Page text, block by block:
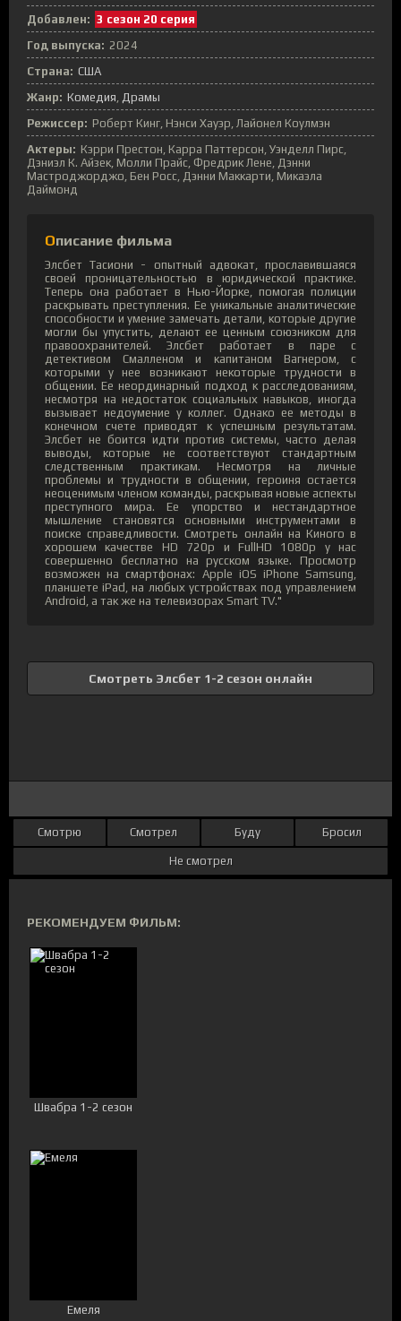
Добавлен: 3 сезон 20 серия
Год выпуска: 2024
Страна: США
Жанр: Комедия Драмы
Режиссер: Роберт Кинг, Нэнси Хауэр, Лайонел Коулмэн
Актеры: Кэрри Престон, Карра Паттерсон, Уэнделл Пирс,
Дэниэл К. Айзек, Молли Прайс, Фредрик Лене, Дэнни
Мастроджорджо, Бен Росс, Дэнни Маккарти, Микаэла
Даймонд
Описание фильма
Элсбет Тасиони - опытный адвокат, прославившаяся
своей проницательностью в юридической практике.
Теперь она работает в Нью-Йорке, помогая полиции
раскрывать преступления. Ее уникальные аналитические
способности и умение замечать детали, которые другие
могли бы упустить, делают ее ценным союзником для
правоохранителей. Элсбет работает в паре с
детективом Смалленом и капитаном Вагнером, с
которыми у нее возникают некоторые трудности в
общении. Ее неординарный подход к расследованиям,
несмотря на недостаток социальных навыков, иногда
вызывает недоумение у коллег. Однако ее методы в
конечном счете приводят к успешным результатам.
Элсбет не боится идти против системы, часто делая
выводы, которые не соответствуют стандартным
следственным практикам. Несмотря на личные
проблемы и трудности в общении, героиня остается
неоценимым членом команды, раскрывая новые аспекты
преступного мира. Ее упорство и нестандартное
мышление становятся основными инструментами в
поиске справедливости. Смотреть онлайн на Киного в
хорошем качестве HD 720p и FullHD 1080p у нас
совершенно бесплатно на русском языке. Просмотр
возможен на смартфонах: Apple iOS iPhone Samsung,
планшете iPad, на любых устройствах под управлением
Android, а так же на телевизорах Smart TV."
Смотреть Элсбет 1-2 сезон онлайн
Смотрю Смотрел Буду Бросил
Не смотрел
РЕКОМЕНДУЕМ ФИЛЬМ:
Швабра 1-2 сезон
Емеля